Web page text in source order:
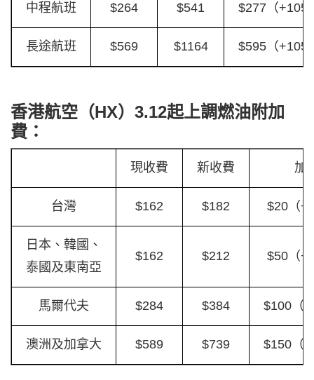
中程航班 $264 $541 $277（
長途航班 $569 $1164 $595（
香港航空（HX）3.12起上調燃油附加
費：
現收費 新收費 加
台灣 $162 $182 $20（
日本、韓國、
泰國及東南亞
$162 $212 $50（
馬爾代夫 $284 $384 $100（
澳洲及加拿大 $589 $739 $150（